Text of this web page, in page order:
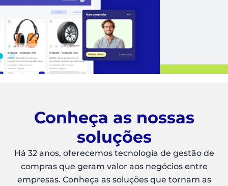
Conheça as nossas
soluções
Há 32 anos, oferecemos tecnologia de gestão de
compras que geram valor aos negócios entre
empresas. Conheça as soluções que tornam as